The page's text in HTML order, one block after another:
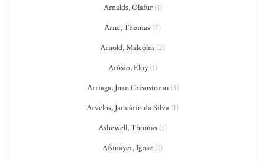
Arnalds, Olafur(1)
Arne, Thomas (7)
Arnold, Malcolm (2)
Arósio, Eloy(1)
Arriaga, Juan Crisostomo(3)
Arvelos, Januário da Silva (1)
Ashewell, Thomas (1)
Aßmayer, Ignaz (1)